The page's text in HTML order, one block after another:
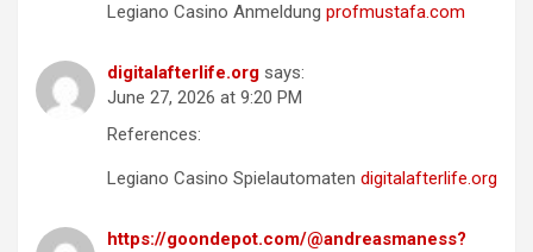
Legiano Casino Anmeldung profmustafa.com
digitalafterlife.org says:
June 27, 2026 at 9:20 PM
References:
Legiano Casino Spielautomaten digitalafterlife.org
https://goondepot.com/@andreasmaness?